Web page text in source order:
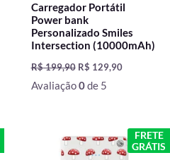
Carregador Portátil
Power bank
Personalizado Smiles
Intersection (10000mAh)
R$199,90 R$ 129,90
Avaliação0de 5
FRETE
GRÁTIS
O
preço
original
O
preço
atual